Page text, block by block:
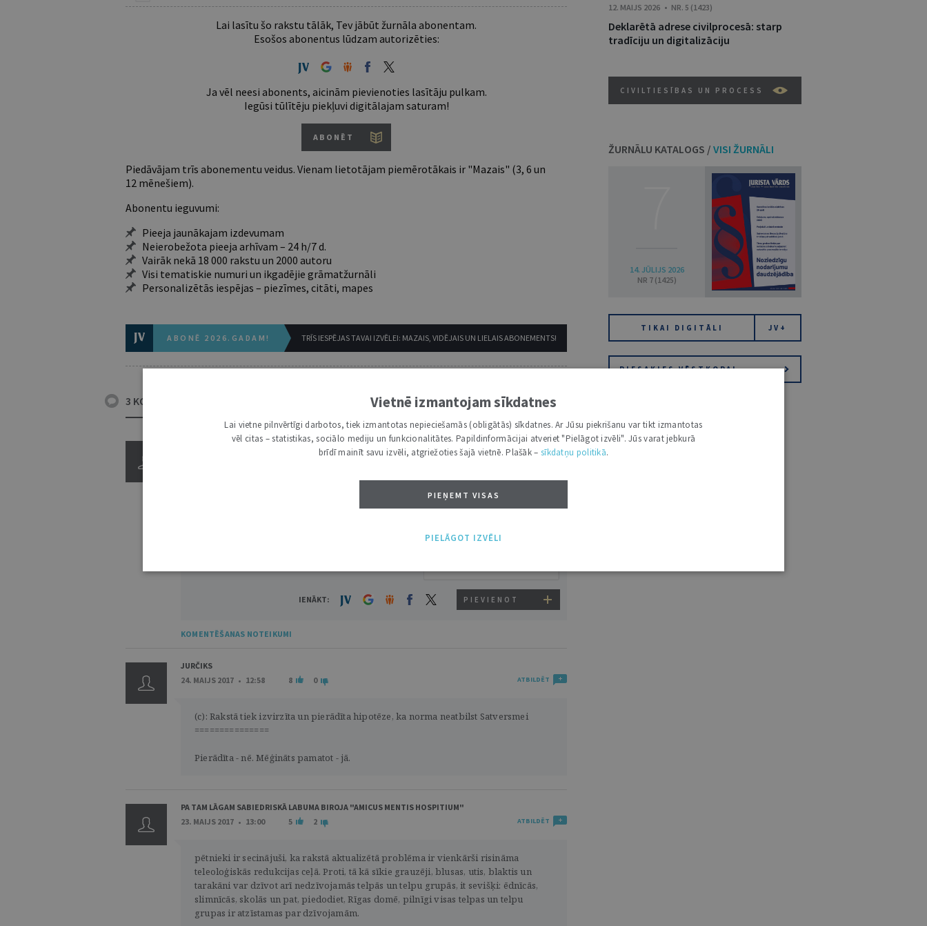
Lai lasītu šo rakstu tālāk, Tev jābūt žurnāla abonentam.
Esošos abonentus lūdzam autorizēties:
Ja vēl neesi abonents, aicinām pievienoties lasītāju pulkam.
Iegūsi tūlītēju piekļuvi digitālajam saturam!
ABONĒT
Piedāvājam trīs abonementu veidus. Vienam lietotājam piemērotākais ir "Mazais" (3, 6 un
12 mēnešiem).
Abonentu ieguvumi:
Pieeja jaunākajam izdevumam
Neierobežota pieeja arhīvam – 24 h/7 d.
Vairāk nekā 18 000 rakstu un 2000 autoru
Visi tematiskie numuri un ikgadējie grāmatžurnāli
Personalizētās iespējas – piezīmes, citāti, mapes
ABONĒ 2026.GADAM! TRĪS IESPĒJAS TAVAI IZVĒLEI: MAZAIS, VIDĒJAIS UN LIELAIS ABONEMENTS!
3 KOMENTĀRI
VĀRDS
IENĀKT: PIEVIENOT
KOMENTĒŠANAS NOTEIKUMI
JURČIKS
24. MAIJS 2017 • 12:58
8 0 ATBILDĒT
(c): Rakstā tiek izvirzīta un pierādīta hipotēze, ka norma neatbilst Satversmei
===============
Pierādīta - nē. Mēģināts pamatot - jā.
PA TAM LĀGAM SABIEDRISKĀ LABUMA BIROJA "AMICUS MENTIS HOSPITIUM"
23. MAIJS 2017 • 13:00
5 2 ATBILDĒT
pētnieki ir secinājuši, ka rakstā aktualizētā problēma ir vienkārši risināma
teleoloģiskās redukcijas ceļā. Proti, tā kā sīkie grauzēji, blusas, utis, blaktis un
tarakāni var dzīvot arī nedzīvojamās telpās un telpu grupās, it sevišķi: ēdnīcās,
slimnīcās, skolās un pat, piedodiet, Rīgas domē, pilnīgi visas telpas un telpu
grupas ir atzīstamas par dzīvojamām.
12. MAIJS 2026 • NR. 5 (1423)
Deklarētā adrese civilprocesā: starp
tradīciju un digitalizāciju
CIVILTIESĪBAS UN PROCESS
ŽURNĀLU KATALOGS / VISI ŽURNĀLI
14. JŪLIJS 2026
NR 7 (1425)
TIKAI DIGITĀLI JV+
PIESAKIES VĒSTKOPAI
Vietnē izmantojam sīkdatnes
Lai vietne pilnvērtīgi darbotos, tiek izmantotas nepieciešamās (obligātās) sīkdatnes. Ar Jūsu piekrišanu var tikt izmantotas
vēl citas – statistikas, sociālo mediju un funkcionalitātes. Papildinformācijai atveriet "Pielāgot izvēli". Jūs varat jebkurā
brīdī mainīt savu izvēli, atgriežoties šajā vietnē. Plašāk – sīkdatņu politikā.
PIEŅEMT VISAS
PIELĀGOT IZVĒLI